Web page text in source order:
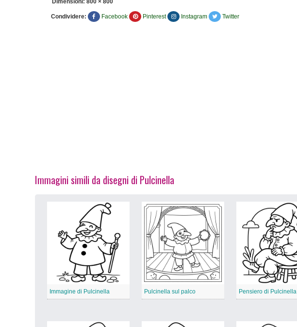
Dimensioni: 800 × 800
Condividere: Facebook Pinterest Instagram Twitter
Immagini simili da disegni di Pulcinella
Immagine di Pulcinella Pulcinella sul palco Pensiero di Pulcinella